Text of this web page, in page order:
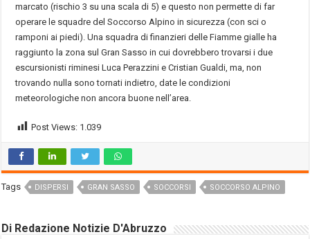
marcato (rischio 3 su una scala di 5) e questo non permette di far
operare le squadre del Soccorso Alpino in sicurezza (con sci o
ramponi ai piedi). Una squadra di finanzieri delle Fiamme gialle ha
raggiunto la zona sul Gran Sasso in cui dovrebbero trovarsi i due
escursionisti riminesi Luca Perazzini e Cristian Gualdi, ma, non
trovando nulla sono tornati indietro, date le condizioni
meteorologiche non ancora buone nell’area.
Post Views: 1.039
Tags DISPERSI GRAN SASSO SOCCORSI SOCCORSO ALPINO
Di Redazione Notizie D'Abruzzo